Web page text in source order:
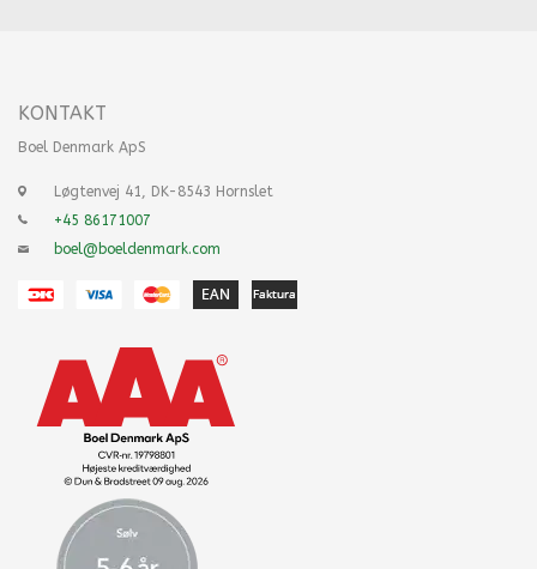
KONTAKT
Boel Denmark ApS
Løgtenvej 41, DK-8543 Hornslet
+45 86171007
boel@boeldenmark.com